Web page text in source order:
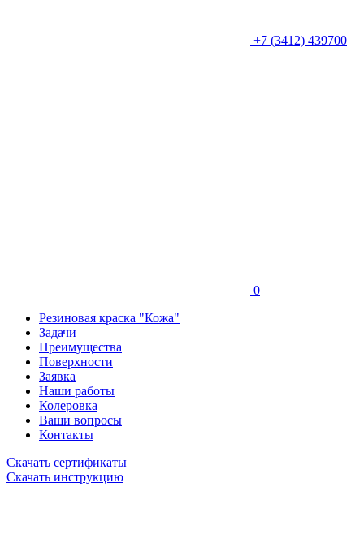
+7 (3412) 439700
0
Резиновая краска "Кожа"
Задачи
Преимущества
Поверхности
Заявка
Наши работы
Колеровка
Ваши вопросы
Контакты
Скачать сертификаты
Скачать инструкцию